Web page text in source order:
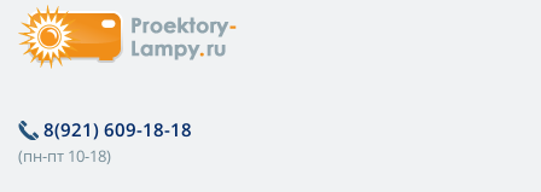
8(921) 609-18-18
(пн-пт 10-18)